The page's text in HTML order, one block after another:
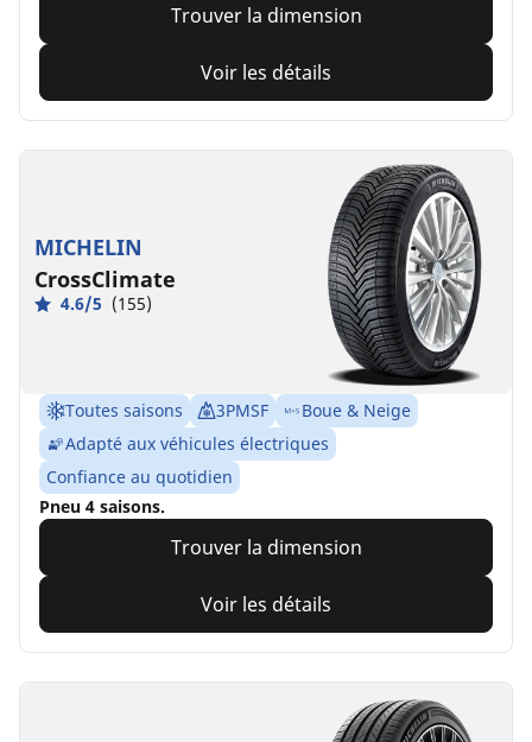
Trouver la dimension
Voir les détails
MICHELIN
CrossClimate
4.6/5 (155)
Toutes saisons 3PMSF
Boue & Neige
Adapté aux véhicules électriques
Confiance au quotidien
Pneu 4 saisons.
Trouver la dimension
Voir les détails